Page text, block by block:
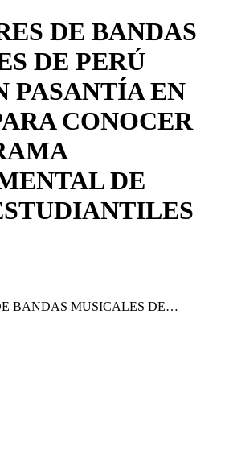
DE BANDAS
DE PERÚ
PASANTÍA EN
CONOCER
DE
BANDAS MUSICALES DE…